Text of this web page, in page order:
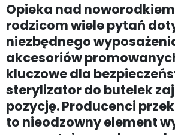
Opieka nad
rodzicom wiele pytań
niezbędnego
akcesoriów
kluczowe dla
sterylizator do butelek
pozycję. Producenci
to nieodzowny element